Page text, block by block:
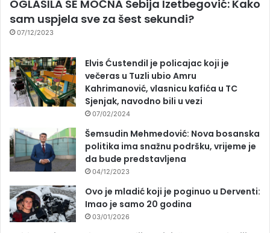
OGLASILA SE MOĆNA Sebija Izetbegović: Kako
sam uspjela sve za šest sekundi?
07/12/2023
Elvis Ćustendil je policajac koji je
večeras u Tuzli ubio Amru
Kahrimanović, vlasnicu kafića u TC
Sjenjak, navodno bili u vezi
07/02/2024
Šemsudin Mehmedović: Nova bosanska
politika ima snažnu podršku, vrijeme je
da bude predstavljena
04/12/2023
Ovo je mladić koji je poginuo u Derventi:
Imao je samo 20 godina
03/01/2026